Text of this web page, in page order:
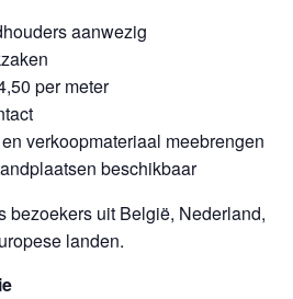
aanwezig
per meter
verkoopmateriaal meebrengen
beschikbaar
bezoekers uit België, Nederland,
landen.